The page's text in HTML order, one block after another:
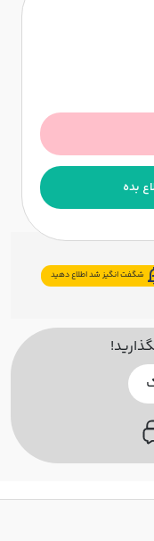
بده
شگفت انگیز شد اطلاع دهید